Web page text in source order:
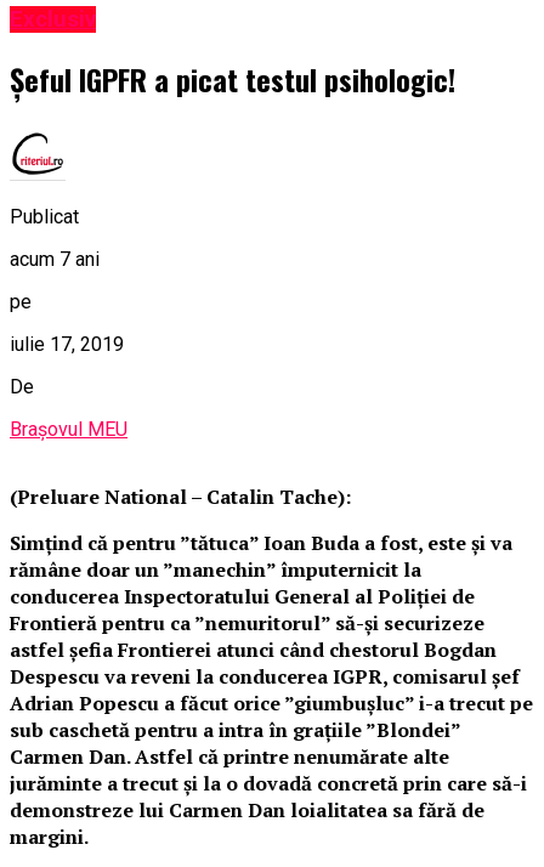
Exclusiv
Șeful IGPFR a picat testul psihologic!
Publicat
acum 7 ani
pe
iulie 17, 2019
De
Brașovul MEU
(Preluare National – Catalin Tache):
Simțind că pentru ”tătuca” Ioan Buda a fost, este și va
rămâne doar un ”manechin” împuternicit la
conducerea Inspectoratului General al Poliției de
Frontieră pentru ca ”nemuritorul” să-și securizeze
astfel șefia Frontierei atunci când chestorul Bogdan
Despescu va reveni la conducerea IGPR, comisarul șef
Adrian Popescu a făcut orice ”giumbușluc” i-a trecut pe
sub caschetă pentru a intra în grațiile ”Blondei”
Carmen Dan. Astfel că printre nenumărate alte
jurăminte a trecut și la o dovadă concretă prin care să-i
demonstreze lui Carmen Dan loialitatea sa fără de
margini.